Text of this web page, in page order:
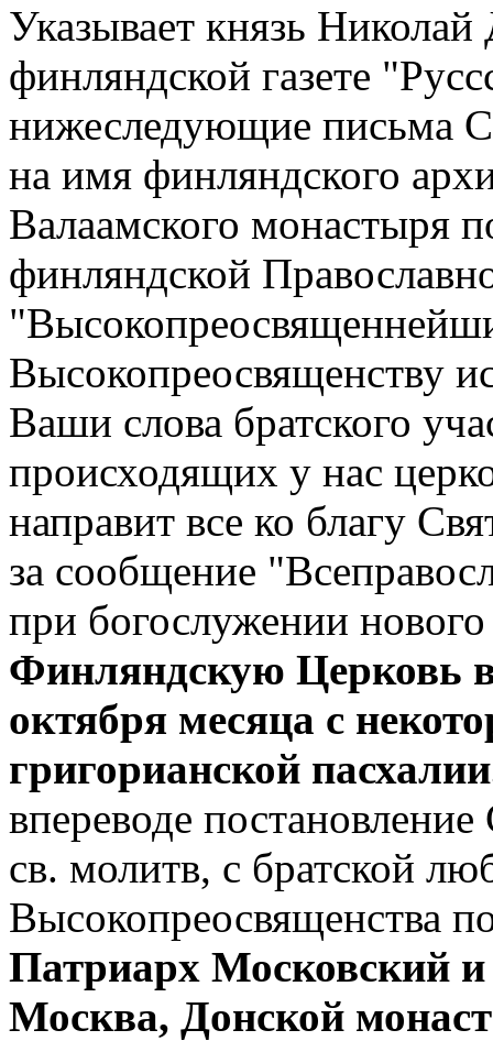
Указывает князь
финляндской газете
нижеследующие письма
на имя финляндского
Валаамского монастыря
финляндской
Высокопреосвященству
Ваши слова братского
происходящих у нас
направит все ко благу
за сообщение
при богослужении
Финляндскую Церковь
октября месяца с
григорианской
впереводе
св. молитв, с братской
Высокопреосвященства
Патриарх Московский и
Москва, Донской